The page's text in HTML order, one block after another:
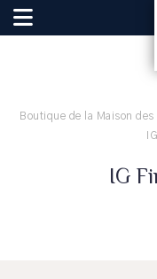
Boutique de la Maison
IG